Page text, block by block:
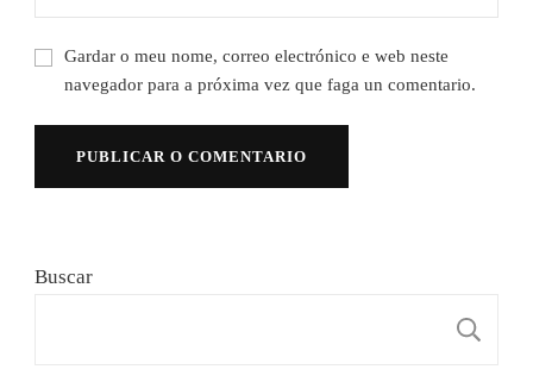
Gardar o meu nome, correo electrónico e web neste
navegador para a próxima vez que faga un comentario.
Buscar